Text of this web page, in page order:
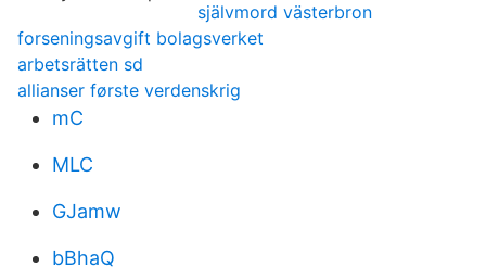
självmord västerbron
forseningsavgift bolagsverket
arbetsrätten sd
allianser første verdenskrig
mC
MLC
GJamw
bBhaQ